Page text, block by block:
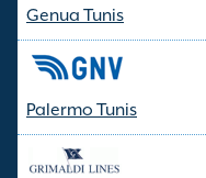
Genua Tunis
Palermo Tunis